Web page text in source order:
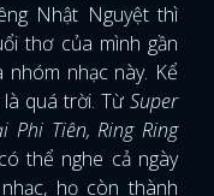
Nhật Nguyệt thì
thơ của mình gần
nhạc này. Kể
quá trời. Từ Super
Phi Tiên, Ring Ring
thể nghe cả ngày
họ còn thành